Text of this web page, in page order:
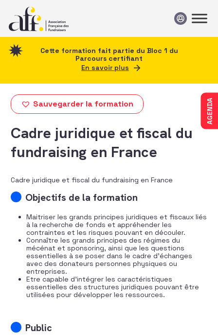
AGENDA
Cette formation fait partie du Bloc 1 du
Parcours certifiant
En savoir plus
Sauvegarder la formation
Cadre juridique et fiscal du
fundraising en France
Cadre juridique et fiscal du fundraising en France
Objectifs de la formation
Maitriser les grands principes juridiques et fiscaux liés
à la recherche de fonds et appréhender les
contraintes et les risques pouvant en découler.
Connaître les grands principes des régimes du
mécénat et sponsoring, ainsi que les questions
essentielles à se poser dans le cadre d’échanges
avec des donateurs personnes physiques ou
entreprises.
Etre capable d’intégrer les caractéristiques
essentielles des structures juridiques pouvant être
utilisées pour développer les ressources.
Public